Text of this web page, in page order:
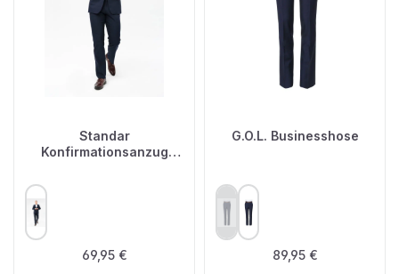
Standar
Konfirmationsanzug
FARBE
Regulärer Preis:
69,95 €
G.O.L. Businesshose
FARBEAUSWÄHLEN
(Diese Option ist zurzeit nicht
Regulärer Preis:
89,95 €